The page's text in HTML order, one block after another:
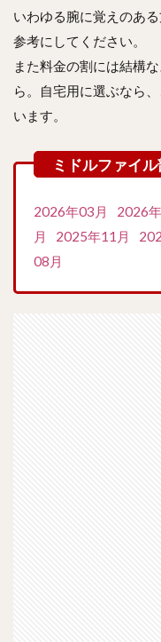
いわゆる腕に覚えのあ
参考にしてください。
また料金の割には結構
ら。自宅用に選ぶなら
います。
2026年03月 2026
月
2025年11月
08月